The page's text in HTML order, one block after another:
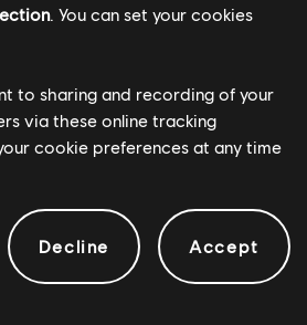
OPIS GRY
trybie współpracy i PvP, zdobywaj
i stań się jednym z nielicznych,
w obliczu kryzysu.
. You can set your cookies
to sharing and recording of your
via these online tracking
cookie preferences at any time
Decline Accept